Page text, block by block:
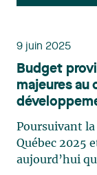
l’exercice
9 juin 2025
Budget
majeures au
(CDAE)
Poursuivant
Québec 2025
aujourd’hui